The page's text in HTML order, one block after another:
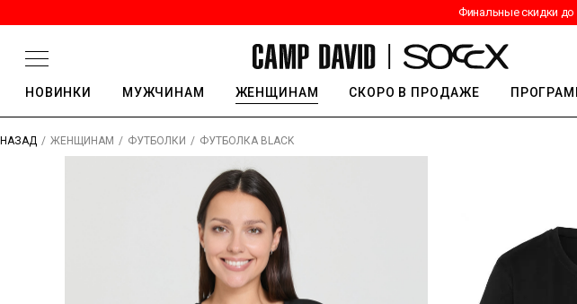
Финальные скидки до
НОВИНКИ МУЖЧИНАМ ЖЕНЩИНАМ СКОРО В ПРОДАЖЕ
НАЗАД / ЖЕНЩИНАМ / ФУТБОЛКИ / ФУТБОЛКА BLACK